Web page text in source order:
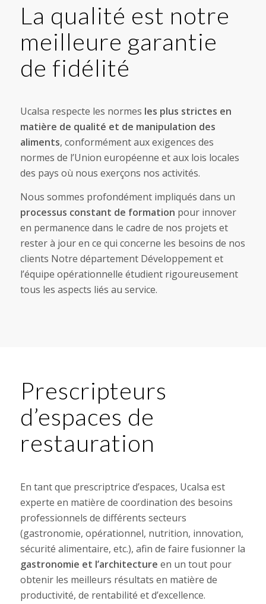
La qualité est notre
meilleure garantie
de fidélité
Ucalsa respecte les normes les plus strictes en
matière de qualité et de manipulation des
aliments, conformément aux exigences des
normes de l’Union européenne et aux lois locales
des pays où nous exerçons nos activités.
Nous sommes profondément impliqués dans un
processus constant de formation pour innover
en permanence dans le cadre de nos projets et
rester à jour en ce qui concerne les besoins de nos
clients Notre département Développement et
l’équipe opérationnelle étudient rigoureusement
tous les aspects liés au service.
Prescripteurs
d’espaces de
restauration
En tant que prescriptrice d’espaces, Ucalsa est
experte en matière de coordination des besoins
professionnels de différents secteurs
(gastronomie, opérationnel, nutrition, innovation,
sécurité alimentaire, etc.), afin de faire fusionner la
gastronomie et l’architecture en un tout pour
obtenir les meilleurs résultats en matière de
productivité, de rentabilité et d’excellence.